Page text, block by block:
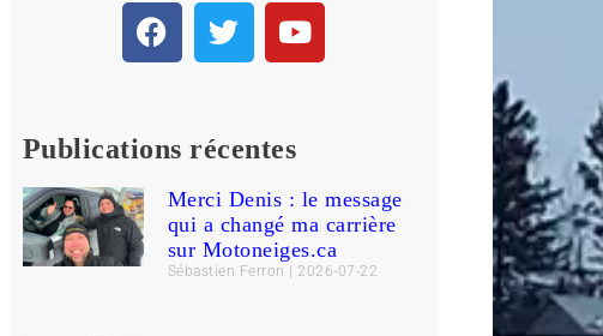
Publications récentes
Merci Denis : le message
qui a changé ma carrière
sur Motoneiges.ca
Sébastien Ferron 2026-07-22